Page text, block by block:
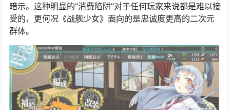
暗示。这种明显的“消费陷阱”对于任何玩家来说都是难以接
受的，更何况《战舰少女》面向的是忠诚度更高的二次元
群体。